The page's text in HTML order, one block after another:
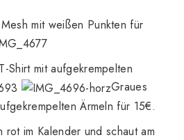
mit weißen Punkten für
Shirt mit aufgekrempelten
Graues
Ärmeln für 15€.
rot im Kalender und schaut am